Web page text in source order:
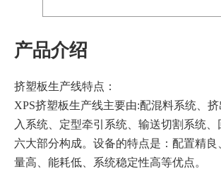
产品介绍
挤塑板生产线特点：
XPS挤塑板生产线主要由:配混料系统、
入系统、定型牵引系统、输送切割系统
六大部分构成。设备的特点是：配置精
量高、能耗低、系统稳定性高等优点。